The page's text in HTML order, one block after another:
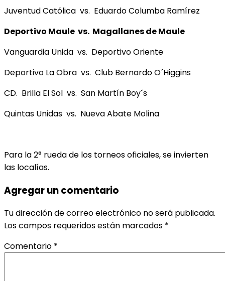
Juventud Católica vs. Eduardo Columba Ramírez
Deportivo Maule vs. Magallanes de Maule
Vanguardia Unida vs. Deportivo Oriente
Deportivo La Obra vs. Club Bernardo O´Higgins
CD. Brilla El Sol vs. San Martín Boy´s
Quintas Unidas vs. Nueva Abate Molina
Para la 2° rueda de los torneos oficiales, se invierten
las localías.
Agregar un comentario
Tu dirección de correo electrónico no será publicada.
Los campos requeridos están marcados *
Comentario *